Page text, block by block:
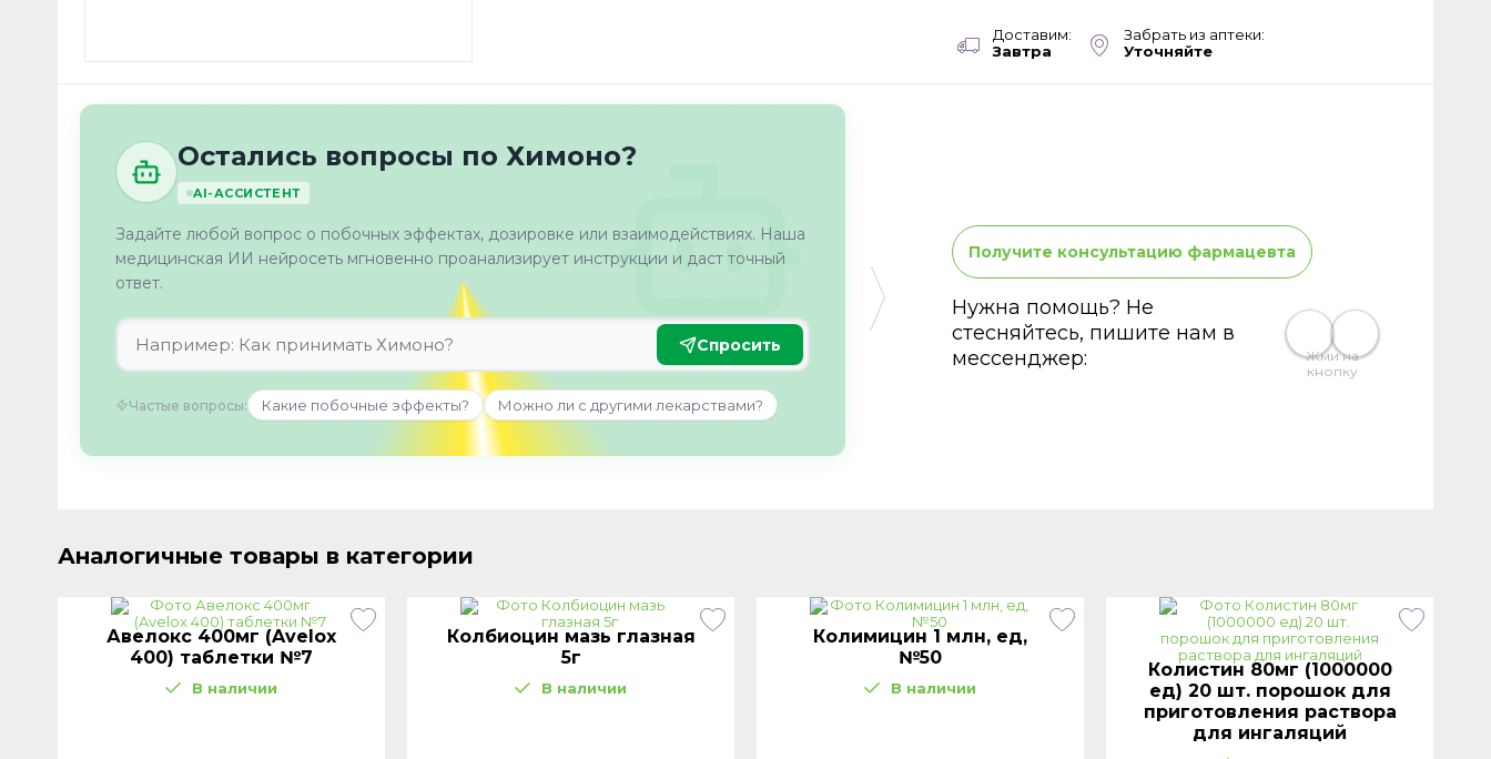
Доставим:
Завтра
Забрать из аптеки:
Уточняйте
Остались вопросы по Химоно?
AI-АССИСТЕНТ
Задайте любой вопрос о побочных эффектах, дозировке или взаимодействиях. Наша
медицинская ИИ нейросеть мгновенно проанализирует инструкции и даст точный
ответ.
Спросить
Частые вопросы: Какие побочные эффекты? Можно ли с другими лекарствами?
Получите консультацию фармацевта
Нужна помощь? Не
стесняйтесь, пишите нам в
мессенджер:
Жми на
кнопку
Аналогичные товары в категории
Авелокс 400мг (Avelox
400) таблетки №7
В наличии
Колбиоцин мазь глазная
5г
В наличии
Колимицин 1 млн, ед,
№50
В наличии
Колистин 80мг (1000000
ед) 20 шт. порошок для
приготовления раствора
для ингаляций